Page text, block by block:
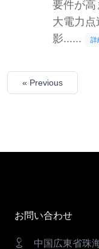
要件が高
大電力
影......
詳
« Previous
お問い合わせ
中国広東省珠